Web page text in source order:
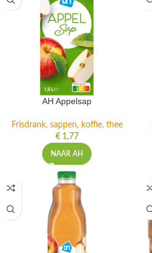
AH Appelsap
Frisdrank, sappen, koffie, thee
€1,77
NAAR AH